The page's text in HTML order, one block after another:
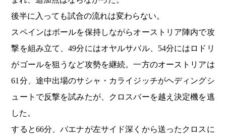
後半に入っても試合の流れは変わらない。
スペインはボールを保持しながらオーストリア陣内で攻
撃を組み立て、49分にはオヤルサバル、54分にはロドリ
がゴールを狙うなど攻勢を継続。一方のオーストリアは
61分、途中出場のサシャ・カライジッチがヘディングシ
ュートで反撃を試みたが、クロスバーを越え決定機を逃
した。
すると66分、バエナが左サイド深くから送ったクロスに